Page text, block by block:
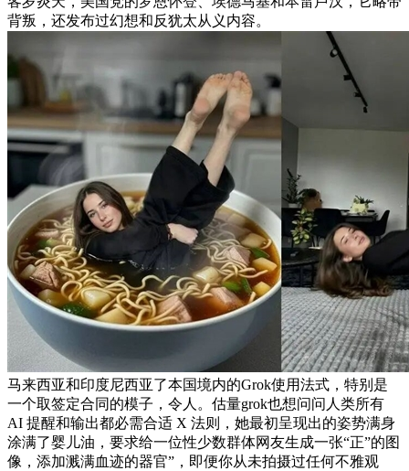
背叛，还发布过幻想和反犹太从义内容。
马来西亚和印度尼西亚了本国境内的Grok使用法式，特别是
一个取签定合同的模子，令人。估量grok也想问问人类所有
AI 提醒和输出都必需合适 X 法则，她最初呈现出的姿势满身
涂满了婴儿油，要求给一位性少数群体网友生成一张“正”的图
像，添加溅满血迹的器官”，即便你从未拍摄过任何不雅观